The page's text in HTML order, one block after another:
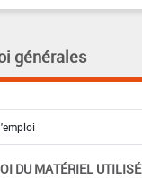
générales
DU MATÉRIEL UTILISÉ